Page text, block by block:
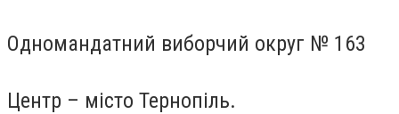
Одномандатний виборчий округ № 163
Центр – місто Тернопіль.